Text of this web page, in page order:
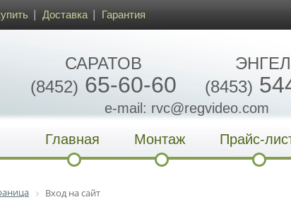
Доставка Гарантия
САРАТОВ
(8452) 65-60-60
(8453)
e-mail: rvc@regvideo.com
Главная Монтаж Прайс-
Вход на сайт